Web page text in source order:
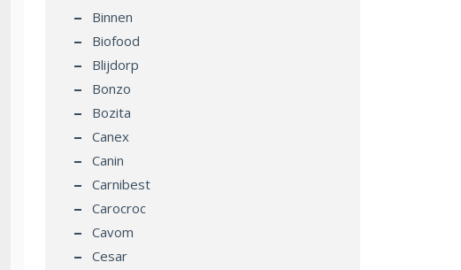
Binnen
Biofood
Blijdorp
Bonzo
Bozita
Canex
Canin
Carnibest
Carocroc
Cavom
Cesar